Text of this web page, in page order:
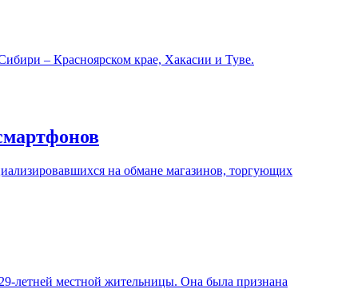
– Красноярском крае, Хакасии и Туве.
на обмане магазинов, торгующих
летней местной жительницы. Она была признана